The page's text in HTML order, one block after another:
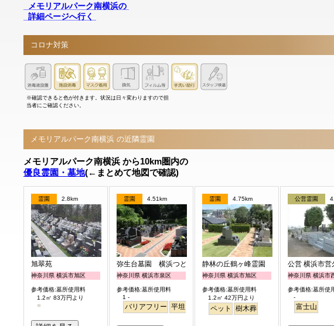
メモリアルパーク南横浜の
詳細ページへ行く
コロナ対策
※確認できると色が付きます。状況は日々変わりますので担
当者にご確認ください。
メモリアルパーク南横浜 の近隣霊園
メモリアルパーク南横浜 から10km圏内の
優良霊園・墓地(←まとめて地図で確認)
霊園 2.8km
旭翠苑
神奈川県 横浜市旭区
参考価格:墓所使用料
1.2㎡ 83万円より
霊園 4.51km
弥生台墓園 横浜つどいの森
神奈川県 横浜市泉区
参考価格:墓所使用料
1 -
バリアフリー 平坦 駅から徒歩
霊園 4.75km
静林の丘鶴ヶ峰霊園
神奈川県 横浜市旭区
参考価格:墓所使用料
1.2㎡ 42万円より
ペット 樹木葬
公営霊園
公営 横浜市営
神奈川県 横浜市
参考価格:墓所使
-
富士山